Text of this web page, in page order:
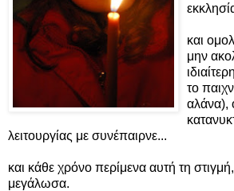
και
μην
το
αλάνα),
λειτουργίας με συνέπαιρνε...
και κάθε χρόνο περίμενα αυτή τη
μεγάλωσα.